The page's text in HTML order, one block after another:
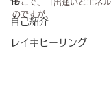
自己紹介
レイキヒーリング
そこで、「出逢いとエネ
のですが、